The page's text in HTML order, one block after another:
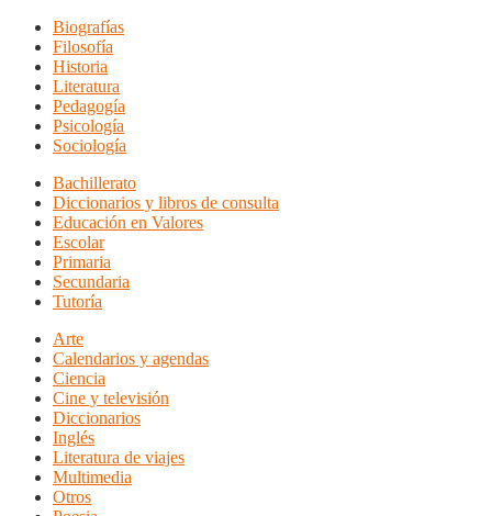
Biografías
Filosofía
Historia
Literatura
Pedagogía
Psicología
Sociología
Bachillerato
Diccionarios y libros de consulta
Educación en Valores
Escolar
Primaria
Secundaria
Tutoría
Arte
Calendarios y agendas
Ciencia
Cine y televisión
Diccionarios
Inglés
Literatura de viajes
Multimedia
Otros